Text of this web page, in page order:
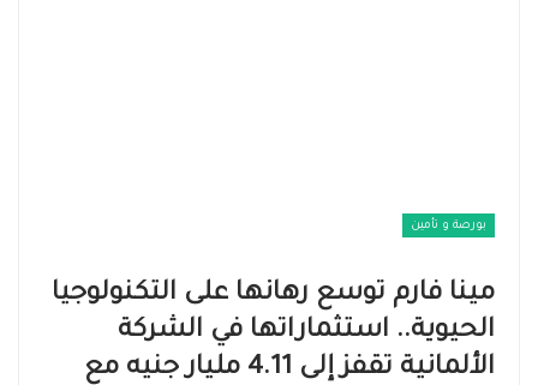
بورصة و تأمين
مينا فارم توسع رهانها على التكنولوجيا
الحيوية.. استثماراتها في الشركة
الألمانية تقفز إلى 4.11 مليار جنيه مع